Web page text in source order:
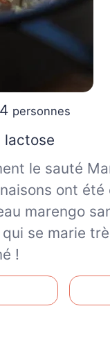
4 personnes
lactose
le sauté
ont
marengo
se marie
!